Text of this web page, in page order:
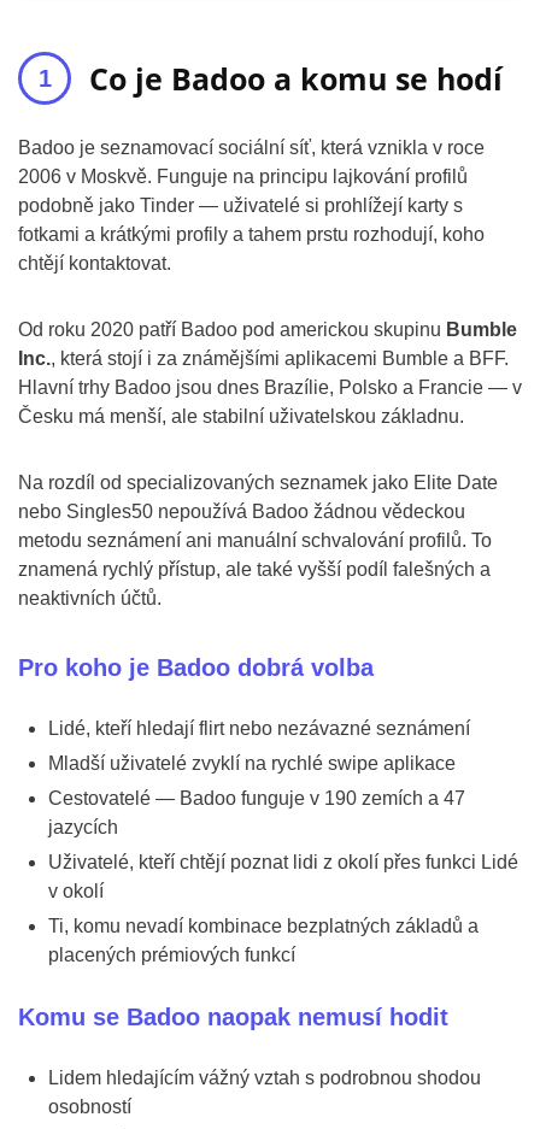
Co je Badoo a komu se hodí
Badoo je seznamovací sociální síť, která vznikla v roce
2006 v Moskvě. Funguje na principu lajkování profilů
podobně jako Tinder — uživatelé si prohlížejí karty s
fotkami a krátkými profily a tahem prstu rozhodují, koho
chtějí kontaktovat.
Od roku 2020 patří Badoo pod americkou skupinu Bumble
Inc., která stojí i za známějšími aplikacemi Bumble a BFF.
Hlavní trhy Badoo jsou dnes Brazílie, Polsko a Francie — v
Česku má menší, ale stabilní uživatelskou základnu.
Na rozdíl od specializovaných seznamek jako Elite Date
nebo Singles50 nepoužívá Badoo žádnou vědeckou
metodu seznámení ani manuální schvalování profilů. To
znamená rychlý přístup, ale také vyšší podíl falešných a
neaktivních účtů.
Pro koho je Badoo dobrá volba
Lidé, kteří hledají flirt nebo nezávazné seznámení
Mladší uživatelé zvyklí na rychlé swipe aplikace
Cestovatelé — Badoo funguje v 190 zemích a 47
jazycích
Uživatelé, kteří chtějí poznat lidi z okolí přes funkci Lidé
v okolí
Ti, komu nevadí kombinace bezplatných základů a
placených prémiových funkcí
Komu se Badoo naopak nemusí hodit
Lidem hledajícím vážný vztah s podrobnou shodou
osobností